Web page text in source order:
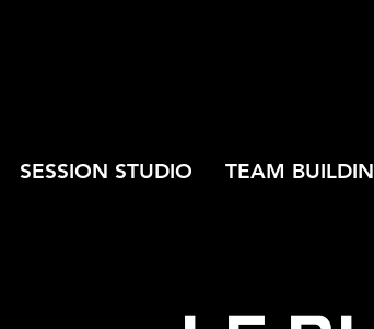
SESSION STUDIO TEAM